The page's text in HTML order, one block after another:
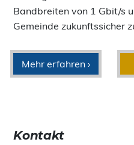
Bandbreiten von 1 Gbit/s
Gemeinde zukunftssicher
Mehr erfahren ›
Kontakt